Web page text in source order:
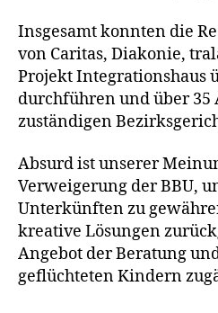
Insgesamt konnten die
von Caritas, Diakonie,
Projekt Integrationshaus
durchführen und über 35
zuständigen
Absurd ist unserer
Verweigerung der BBU,
Unterkünften zu
kreative Lösungen
Angebot der Beratung
geflüchteten Kindern